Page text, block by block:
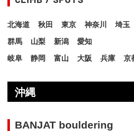
北海道 秋田 東京 神奈川 埼玉
群馬
山梨 新潟
愛知
岐阜
静岡 富山 大阪 兵庫 京
沖縄
BANJAT bouldering